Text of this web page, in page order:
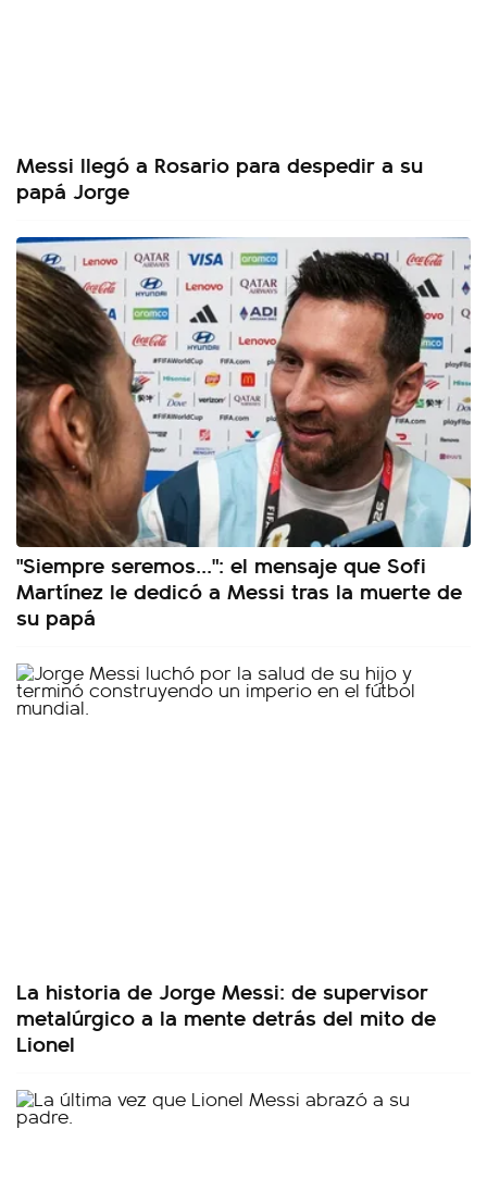
Messi llegó a Rosario para despedir a su
papá Jorge
"Siempre seremos...": el mensaje que Sofi
Martínez le dedicó a Messi tras la muerte de
su papá
La historia de Jorge Messi: de supervisor
metalúrgico a la mente detrás del mito de
Lionel